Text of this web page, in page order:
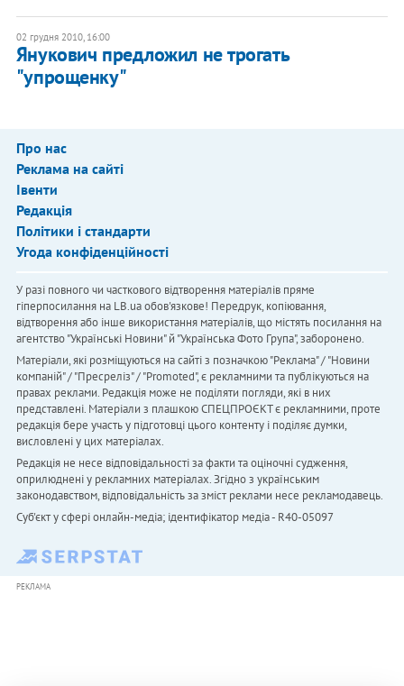
02 грудня 2010, 16:00
Янукович предложил не трогать
"упрощенку"
Про нас
Реклама на сайті
Івенти
Редакція
Політики і стандарти
Угода конфіденційності
У разі повного чи часткового відтворення матеріалів пряме
гіперпосилання на LB.ua обов'язкове! Передрук, копіювання,
відтворення або інше використання матеріалів, що містять посилання на
агентство "Українськi Новини" й "Українська Фото Група", заборонено.
Матеріали, які розміщуються на сайті з позначкою "Реклама" / "Новини
компаній" / "Пресреліз" / "Promoted", є рекламними та публікуються на
правах реклами. Редакція може не поділяти погляди, які в них
представлені. Матеріали з плашкою СПЕЦПРОЄКТ є рекламними, проте
редакція бере участь у підготовці цього контенту і поділяє думки,
висловлені у цих матеріалах.
Редакція не несе відповідальності за факти та оціночні судження,
оприлюднені у рекламних матеріалах. Згідно з українським
законодавством, відповідальність за зміст реклами несе рекламодавець.
Cуб'єкт у сфері онлайн-медіа; ідентифікатор медіа - R40-05097
РЕКЛАМА